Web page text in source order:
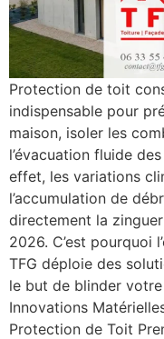
Protection de toit
indispensable pour
maison, isoler les
l’évacuation fluide
effet, les variations
l’accumulation de
directement la
2026. C’est pourquoi
TFG déploie des
le but de blinder
Innovations
Protection de Toit